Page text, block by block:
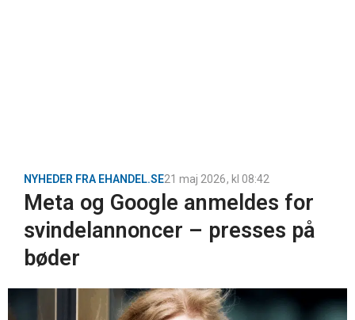
NYHEDER FRA EHANDEL.SE21 maj 2026, kl 08:42
Meta og Google anmeldes for
svindelannoncer – presses på
bøder